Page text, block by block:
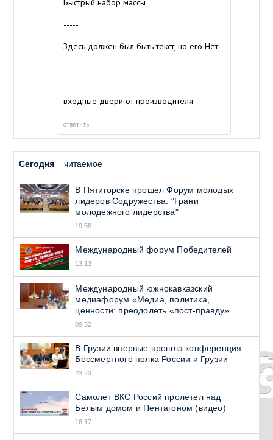
Быстрый набор массы
-----
Здесь должен был быть текст, но его Нет
-----
входные двери от производителя
ответить
Сегодня читаемое
В Пятигорске прошел Форум молодых
лидеров Содружества: "Грани
молодежного лидерства"
19:58
Международный форум Победителей
13:13
Международный южнокавказский
медиафорум «Медиа, политика,
ценности: преодолеть «пост-правду»
09:32
В Грузии впервые прошла конференция
Бессмертного полка России и Грузии
23:23
Самолет ВКС Россий пролетел над
Белым домом и Пентагоном (видео)
16:17